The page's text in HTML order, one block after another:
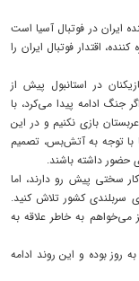
ایران در فوتبال آسیا است
اقتدار فوتبال ایران را
در استانبول پیش از
جنگ ادامه پیدا می‌کرد، با
بازی نکنیم و در این
با توجه به آتش‌بس، تصمیم
حضور داشته باشند.
سختی پیش رو دارند، اما
سربلندی کشور تلاش کنید.
می‌خواهم به خاطر علاقه به
روز بوده و این روند ادامه